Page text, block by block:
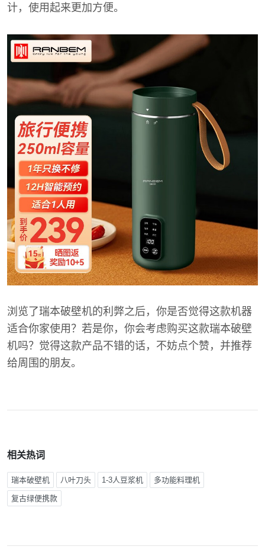
计，使用起来更加方便。
浏览了瑞本破壁机的利弊之后，你是否觉得这款机器
适合你家使用？若是你，你会考虑购买这款瑞本破壁
机吗？觉得这款产品不错的话，不妨点个赞，并推荐
给周围的朋友。
相关热词
瑞本破壁机 八叶刀头 1-3人豆浆机 多功能料理机
复古绿便携款